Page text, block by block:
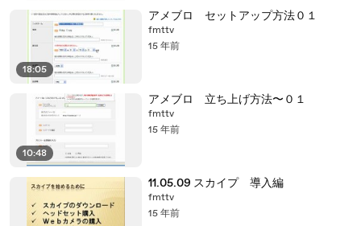
18:05
アメブロ セットアップ方法０１
fmttv
15 年前
10:48
アメブロ 立ち上げ方法〜０１
fmttv
15 年前
11.05.09 スカイプ 導入編
fmttv
15 年前